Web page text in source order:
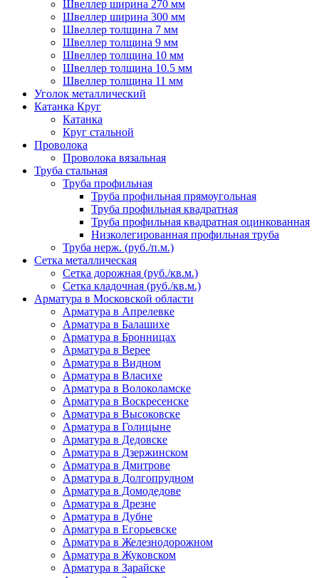
Швеллер ширина 270 мм
Швеллер ширина 300 мм
Швеллер толщина 7 мм
Швеллер толщина 9 мм
Швеллер толщина 10 мм
Швеллер толщина 10.5 мм
Швеллер толщина 11 мм
Уголок металлический
Катанка Круг
Катанка
Круг стальной
Проволока
Проволока вязальная
Труба стальная
Труба профильная
Труба профильная прямоугольная
Труба профильная квадратная
Труба профильная квадратная оцинкованная
Низколегированная профильная труба
Труба нерж. (руб./п.м.)
Сетка металлическая
Сетка дорожная (руб./кв.м.)
Сетка кладочная (руб./кв.м.)
Арматура в Московской области
Арматура в Апрелевке
Арматура в Балашихе
Арматура в Бронницах
Арматура в Верее
Арматура в Видном
Арматура в Власихе
Арматура в Волоколамске
Арматура в Воскресенске
Арматура в Высоковске
Арматура в Голицыне
Арматура в Дедовске
Арматура в Дзержинском
Арматура в Дмитрове
Арматура в Долгопрудном
Арматура в Домодедове
Арматура в Дрезне
Арматура в Дубне
Арматура в Егорьевске
Арматура в Железнодорожном
Арматура в Жуковском
Арматура в Зарайске